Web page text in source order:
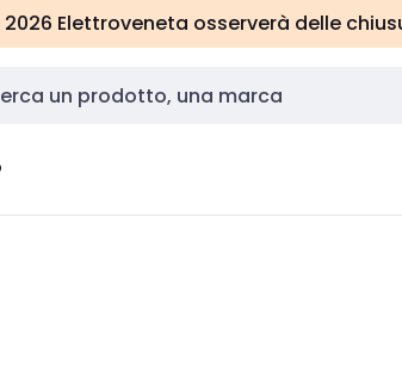
Elettroveneta osserverà delle
input